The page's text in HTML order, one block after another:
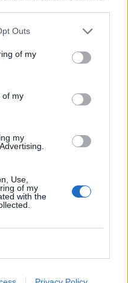
Outs
of my
of my
my
Use,
of my
with the